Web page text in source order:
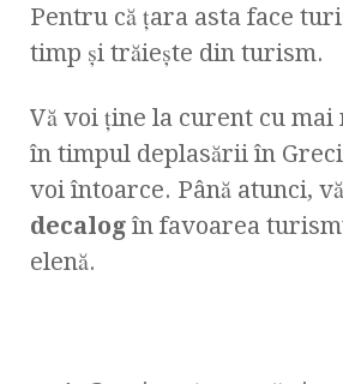
Pentru că ţara asta face
timp şi trăieşte din turism.
Vă voi ţine la curent cu mai
în timpul deplasării în
voi întoarce. Până atunci,
decalog în favoarea
elenă.